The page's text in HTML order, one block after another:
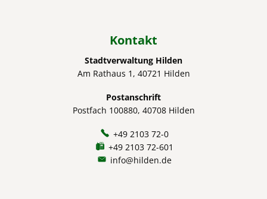
Kontakt
Stadtverwaltung Hilden
Am Rathaus 1, 40721 Hilden
Postanschrift
Postfach 100880, 40708 Hilden
+49 2103 72-0
+49 2103 72-601
info@hilden.de